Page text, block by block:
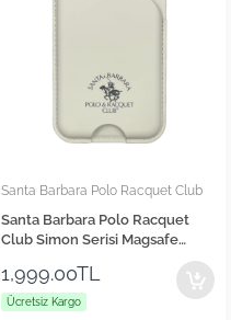
Santa Barbara Polo Racquet Club
Santa Barbara Polo Racquet
Club Simon Serisi Magsafe
1,999.00TL
Ücretsiz Kargo